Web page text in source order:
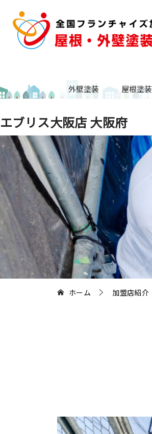
外壁塗装 屋根塗装
エブリス大阪店 大阪府
ホーム 加盟店紹介